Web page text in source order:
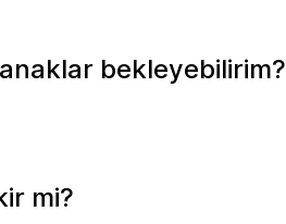
bekleyebilirim?
mi?